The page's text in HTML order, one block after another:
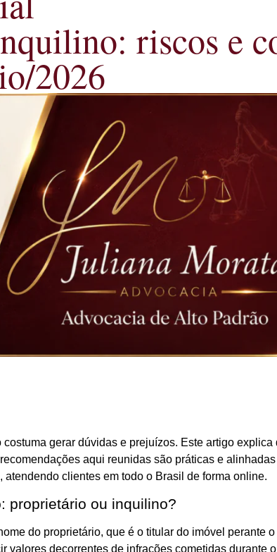
riscos e
2026
gerar dúvidas e prejuízos. Este artigo
aqui reunidas são práticas e
clientes em todo o Brasil de forma online.
proprietário ou inquilino?
do proprietário, que é o titular do imóvel perante
decorrentes de infrações cometidas durante